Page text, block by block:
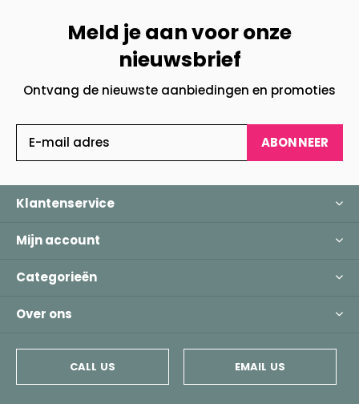
Meld je aan voor onze
nieuwsbrief
Ontvang de nieuwste aanbiedingen en promoties
ABONNEER
Klantenservice
Mijn account
Categorieën
Over ons
CALL US EMAIL US